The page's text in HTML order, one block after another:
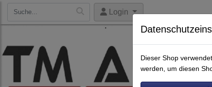
Login
Dieser Shop
werden, um diesen